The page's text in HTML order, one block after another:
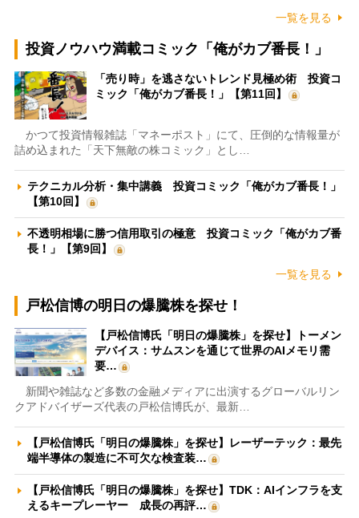
一覧を見る
投資ノウハウ満載コミック「俺がカブ番長！」
「売り時」を逃さないトレンド見極め術 投資コ
ミック「俺がカブ番長！」【第11回】
かつて投資情報雑誌「マネーポスト」にて、圧倒的な情報量が
詰め込まれた「天下無敵の株コミック」とし…
テクニカル分析・集中講義 投資コミック「俺がカブ番長！」
【第10回】
不透明相場に勝つ信用取引の極意 投資コミック「俺がカブ番
長！」【第9回】
一覧を見る
戸松信博の明日の爆騰株を探せ！
【戸松信博氏「明日の爆騰株」を探せ】トーメン
デバイス：サムスンを通じて世界のAIメモリ需
要…
新聞や雑誌など多数の金融メディアに出演するグローバルリン
クアドバイザーズ代表の戸松信博氏が、最新…
【戸松信博氏「明日の爆騰株」を探せ】レーザーテック：最先
端半導体の製造に不可欠な検査装…
【戸松信博氏「明日の爆騰株」を探せ】TDK：AIインフラを支
えるキープレーヤー 成長の再評…